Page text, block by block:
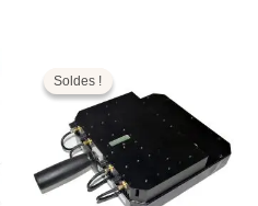
Soldes !
Soldes !
initial
était :
5.999,00€.3.299,99€.